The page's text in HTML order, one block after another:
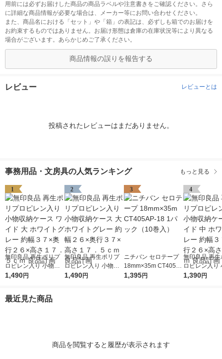
用前には必ずお届けした商品の商品ラベルや注意書きをご確認ください。さら
に詳細な商品情報が必要な場合は、メーカー等にお問い合わせください。
また、商品名における「セット」や「箱」の表記は、必ずしも箱でのお届けを
お約束するものではありません。お届け形態は倉庫の在庫状況等により異なる
場合がございます。あらかじめご了承ください。
商品情報の誤りを報告する
レビュー レビューとは
投稿されたレビューはまだありません。
事務用品・文房具の人気ランキング もっと見る
1
無印良品 再生ポリプ
ロピレン入り 小物収
納ケース ワイド 大 ホ
７．５ｃｍ 良品計画
1,490円
2
無印良品 再生ポリプ
ロピレン入り 小物収
納ケース 大 ホワイト
1,490円
3
ニチバン セロテープ
18mm×35m CT405A
P-18 1パック（10巻
1,395円
4
無印良品 再生
ロピレン入り
納ケース ワイ
1,390円
最近見た商品
商品を閲覧すると履歴が表示されます